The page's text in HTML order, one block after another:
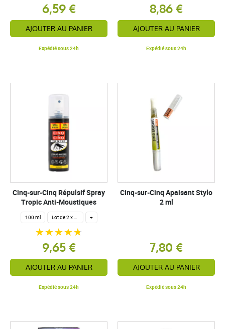
6,59 €
AJOUTER AU PANIER
Expédié sous 24h
8,86 €
AJOUTER AU PANIER
Expédié sous 24h
Cinq-sur-Cinq Répulsif Spray
Tropic Anti-Moustiques
100 ml Lot de 2 x 75 ml +
9,65 €
AJOUTER AU PANIER
Expédié sous 24h
Cinq-sur-Cinq Apaisant Stylo
2 ml
7,80 €
AJOUTER AU PANIER
Expédié sous 24h